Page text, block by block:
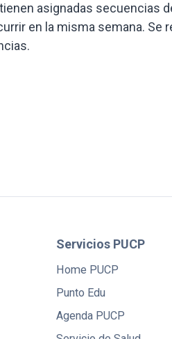
asignadas secuencias
en la misma semana.
Servicios PUCP
Home PUCP
Punto Edu
Agenda PUCP